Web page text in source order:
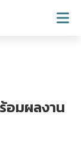
อมผลงาน